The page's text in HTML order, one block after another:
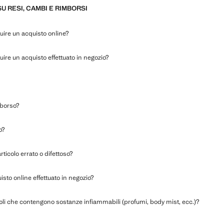
RESI, CAMBI E RIMBORSI
un acquisto online?
un acquisto effettuato in negozio?
errato o difettoso?
online effettuato in negozio?
che contengono sostanze infiammabili (profumi, body mist, ecc.)?